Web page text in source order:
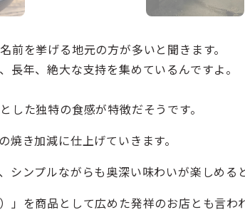
を挙げる地元の方が多いと聞きます。
年、絶大な支持を集めているんですよ。
た独特の食感が特徴だそうです。
き加減に仕上げていきます。
ンプルながらも奥深い味わいが楽しめる
を商品として広めた発祥のお店とも言わ